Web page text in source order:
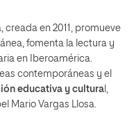
creada en 2011, promueve
fomenta la lectura y
en Iberoamérica.
contemporáneas y el
educativa y cultura
Mario Vargas Llosa.